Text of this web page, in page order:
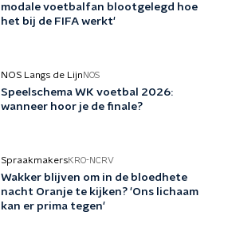
modale voetbalfan blootgelegd hoe
het bij de FIFA werkt'
NOS Langs de Lijn NOS
Speelschema WK voetbal 2026:
wanneer hoor je de finale?
SpraakmakersKRO-NCRV
Wakker blijven om in de bloedhete
nacht Oranje te kijken? 'Ons lichaam
kan er prima tegen'